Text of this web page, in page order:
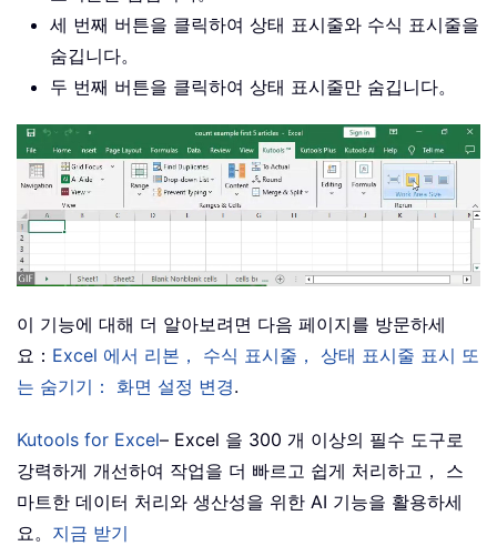
세 번째 버튼을 클릭하여 상태 표시줄와 수식 표시줄을
숨깁니다。
두 번째 버튼을 클릭하여 상태 표시줄만 숨깁니다。
이 기능에 대해 더 알아보려면 다음 페이지를 방문하세
요： Excel 에서 리본， 수식 표시줄， 상태 표시줄 표시 또
는 숨기기： 화면 설정 변경.
Kutools for Excel– Excel 을 300 개 이상의 필수 도구로
강력하게 개선하여 작업을 더 빠르고 쉽게 처리하고， 스
마트한 데이터 처리와 생산성을 위한 AI 기능을 활용하세
요。 지금 받기